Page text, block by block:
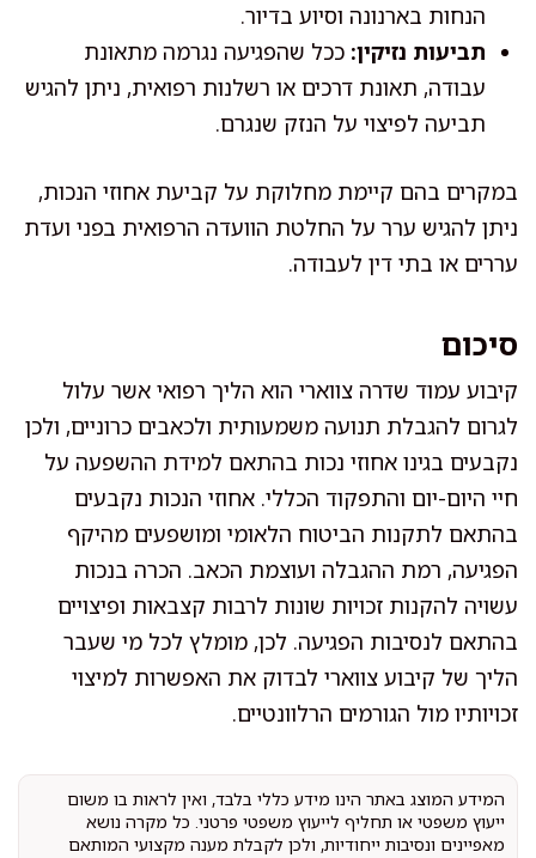
הנחות בארנונה וסיוע בדיור.
תביעות נזיקין: ככל שהפגיעה נגרמה מתאונת
עבודה, תאונת דרכים או רשלנות רפואית, ניתן להגיש
תביעה לפיצוי על הנזק שנגרם.
במקרים בהם קיימת מחלוקת על קביעת אחוזי הנכות,
ניתן להגיש ערר על החלטת הוועדה הרפואית בפני ועדת
עררים או בתי דין לעבודה.
סיכום
קיבוע עמוד שדרה צווארי הוא הליך רפואי אשר עלול
לגרום להגבלת תנועה משמעותית ולכאבים כרוניים, ולכן
נקבעים בגינו אחוזי נכות בהתאם למידת ההשפעה על
חיי היום-יום והתפקוד הכללי. אחוזי הנכות נקבעים
בהתאם לתקנות הביטוח הלאומי ומושפעים מהיקף
הפגיעה, רמת ההגבלה ועוצמת הכאב. הכרה בנכות
עשויה להקנות זכויות שונות לרבות קצבאות ופיצויים
בהתאם לנסיבות הפגיעה. לכן, מומלץ לכל מי שעבר
הליך של קיבוע צווארי לבדוק את האפשרות למיצוי
זכויותיו מול הגורמים הרלוונטיים.
המידע המוצג באתר הינו מידע כללי בלבד, ואין לראות בו משום
ייעוץ משפטי או תחליף לייעוץ משפטי פרטני. כל מקרה נושא
מאפיינים ונסיבות ייחודיות, ולכן לקבלת מענה מקצועי המותאם